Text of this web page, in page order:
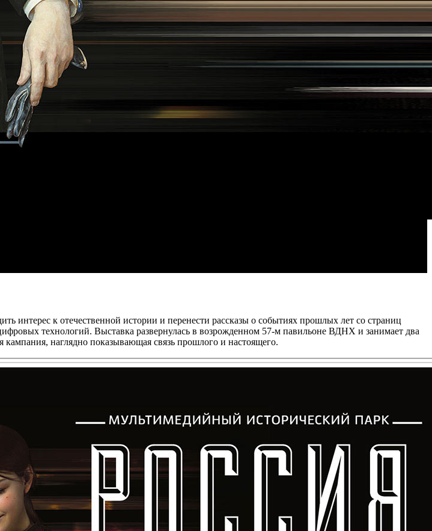
интерес к отечественной истории и перенести рассказы о событиях прошлых лет со страниц
технологий. Выставка развернулась в возрожденном 57-м павильоне ВДНХ и занимает два
наглядно показывающая связь прошлого и настоящего.